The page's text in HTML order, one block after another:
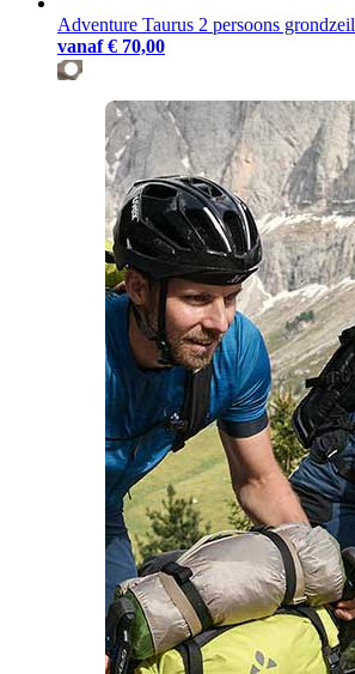
Adventure Taurus 2 persoons grondzeil
vanaf € 70,00